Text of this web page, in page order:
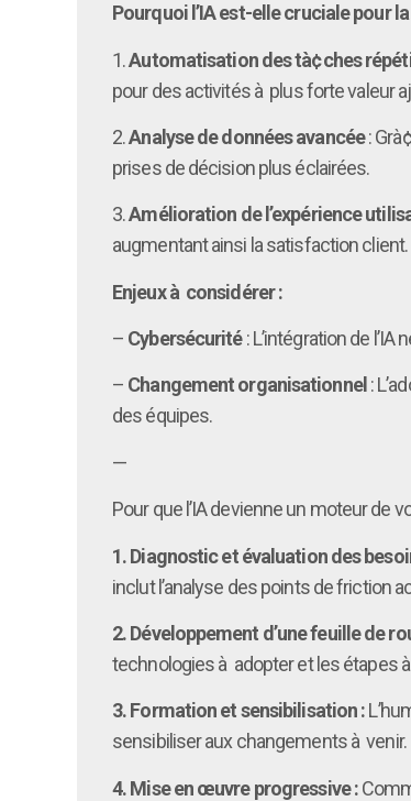
Pourquoi l’IA est-elle cruciale pour
1.Automatisation des tà¢ches
pour des activités à plus forte valeur
2.Analyse de données avancée:
prises de décision plus éclairées.
3.Amélioration de l’expérience
augmentant ainsi la satisfaction client.
Enjeux à considérer :
– Cybersécurité: L’intégration de
– Changement organisationnel :
des équipes.
—
Pour que l’IA devienne un moteur de
1. Diagnostic et évaluation des
inclut l’analyse des points de friction
2. Développement d’une feuille de
technologies à adopter et les étapes
3. Formation et sensibilisation :
sensibiliser aux changements à venir.
4. Mise en œuvre progressive :